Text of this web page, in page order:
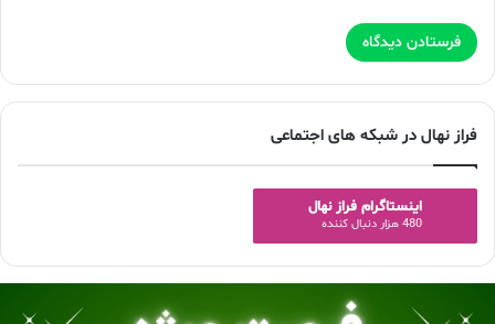
فراز نهال در شبکه های اجتماعی
اینستاگرام فراز نهال
480 هزار دنبال کننده